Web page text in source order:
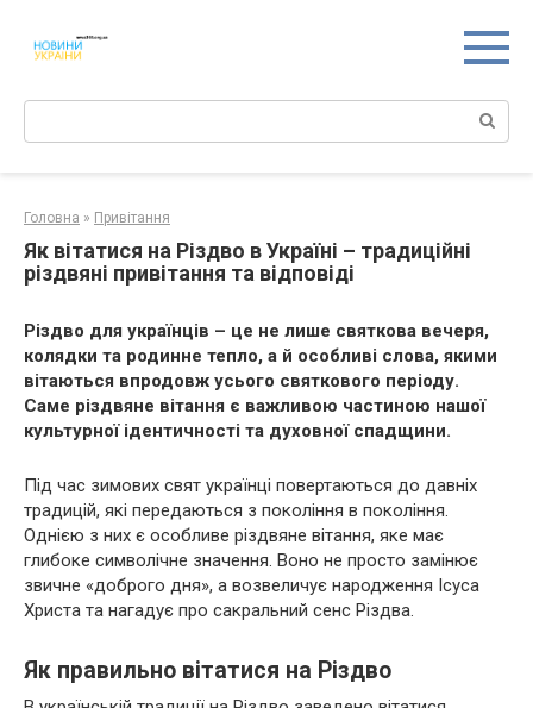
контенту
Поиск:
Головна » Привітання
Як вітатися на Різдво в Україні – традиційні
різдвяні привітання та відповіді
Різдво для українців – це не лише святкова вечеря,
колядки та родинне тепло, а й особливі слова, якими
вітаються впродовж усього святкового періоду.
Саме різдвяне вітання є важливою частиною нашої
культурної ідентичності та духовної спадщини.
Під час зимових свят українці повертаються до давніх
традицій, які передаються з покоління в покоління.
Однією з них є особливе різдвяне вітання, яке має
глибоке символічне значення. Воно не просто замінює
звичне «доброго дня», а возвеличує народження Ісуса
Христа та нагадує про сакральний сенс Різдва.
Як правильно вітатися на Різдво